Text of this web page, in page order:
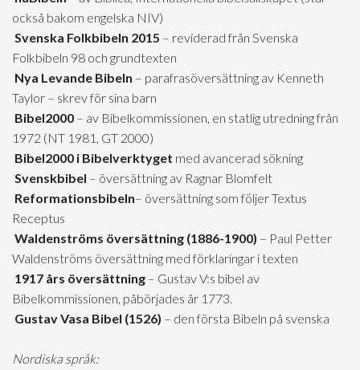
också bakom engelska NIV)
Svenska Folkbibeln 2015 – reviderad från Svenska
Folkbibeln 98 och grundtexten
Nya Levande Bibeln – parafrasöversättning av Kenneth
Taylor – skrev för sina barn
Bibel2000 – av Bibelkommissionen, en statlig utredning från
1972 (NT 1981, GT 2000)
Bibel2000 i Bibelverktyget med avancerad sökning
Svenskbibel – översättning av Ragnar Blomfelt
Reformationsbibeln– översättning som följer Textus
Receptus
Waldenströms översättning (1886-1900) – Paul Petter
Waldenströms översättning med förklaringar i texten
1917 års översättning – Gustav V:s bibel av
Bibelkommissionen, påbörjades år 1773.
Gustav Vasa Bibel (1526) – den första Bibeln på svenska
Nordiska språk: